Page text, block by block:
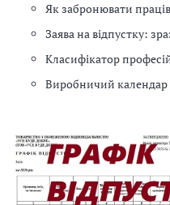
Як забронювати
Заява на відпустку:
Класифікатор
Виробничий календар